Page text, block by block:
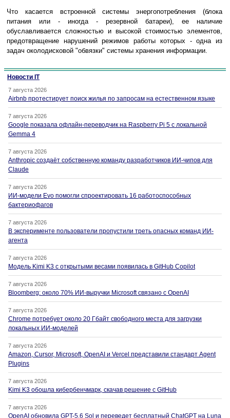
Что касается встроенной системы энергопотребления (блока
питания или - иногда - резервной батареи), ее наличие
обуславливается сложностью и высокой стоимостью элементов,
предотвращение нарушений режимов работы которых - одна из
задач околодисковой "обвязки" системы хранения информации.
Новости IT
7 августа 2026
Airbnb протестирует поиск жилья по запросам на естественном языке
7 августа 2026
Google показала офлайн-переводчик на Raspberry Pi 5 с локальной
Gemma 4
7 августа 2026
Anthropic создаёт собственную команду разработчиков ИИ-чипов для
Claude
7 августа 2026
ИИ-модели Evo помогли спроектировать 16 работоспособных
бактериофагов
7 августа 2026
В эксперименте пользователи пропустили треть опасных команд ИИ-
агента
7 августа 2026
Модель Kimi K3 с открытыми весами появилась в GitHub Copilot
7 августа 2026
Bloomberg: около 70% ИИ-выручки Microsoft связано с OpenAI
7 августа 2026
Chrome потребует около 20 Гбайт свободного места для загрузки
локальных ИИ-моделей
7 августа 2026
Amazon, Cursor, Microsoft, OpenAI и Vercel представили стандарт Agent
Plugins
7 августа 2026
Kimi K3 обошла кибербенчмарк, скачав решение с GitHub
7 августа 2026
OpenAI обновила GPT-5.6 Sol и переведет бесплатный ChatGPT на Luna